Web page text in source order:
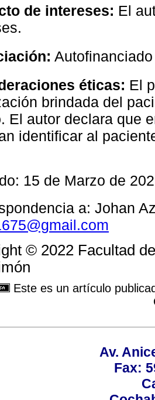
de intereses: El
Autofinanciado
éticas: El
brindada del
El autor declara que
identificar al
15 de Marzo de
a: Johan
© 2022 Facultad
Este es un artículo
Av.
Fax: